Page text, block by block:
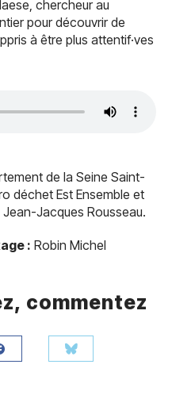
chercheur au
pour découvrir de
à être plus attentif·ves
de la Seine Saint-
déchet Est Ensemble et
Jacques Rousseau.
: Robin Michel
commentez